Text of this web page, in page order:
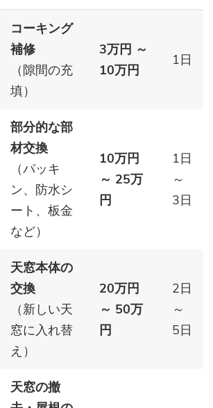
コーキング
補修
（隙間の充
填）
3万円 ～
10万円
1日
部分的な部
材交換
（パッキ
ン、防水シ
ート、板金
など）
10万円
～ 25万
円
1日
～
3日
天窓本体の
交換
（新しい天
窓に入れ替
え）
20万円
～ 50万
円
2日
～
5日
天窓の撤